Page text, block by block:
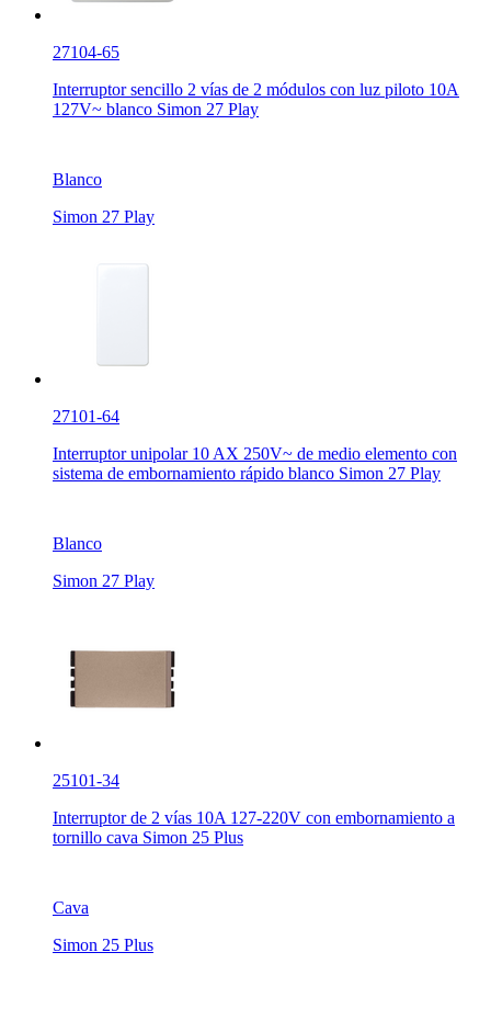
27104-65
Interruptor sencillo 2 vías de 2 módulos con luz piloto 10A
127V~ blanco Simon 27 Play
Blanco
Simon 27 Play
27101-64
Interruptor unipolar 10 AX 250V~ de medio elemento con
sistema de embornamiento rápido blanco Simon 27 Play
Blanco
Simon 27 Play
25101-34
Interruptor de 2 vías 10A 127-220V con embornamiento a
tornillo cava Simon 25 Plus
Cava
Simon 25 Plus